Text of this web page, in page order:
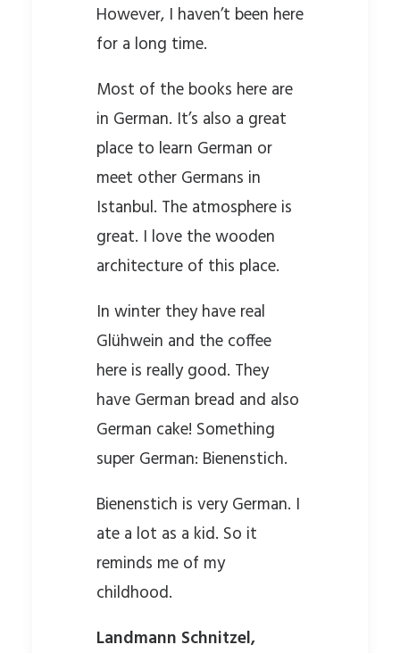
However, I haven’t been here
for a long time.
Most of the books here are
in German. It’s also a great
place to learn German or
meet other Germans in
Istanbul. The atmosphere is
great. I love the wooden
architecture of this place.
In winter they have real
Glühwein and the coffee
here is really good. They
have German bread and also
German cake! Something
super German: Bienenstich.
Bienenstich is very German. I
ate a lot as a kid. So it
reminds me of my
childhood.
Landmann Schnitzel,